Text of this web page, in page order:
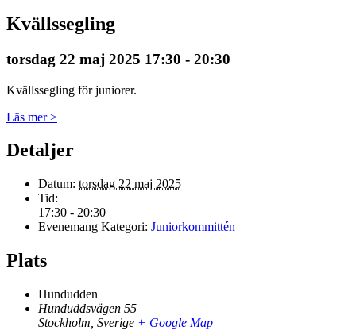
Kvällssegling
torsdag 22 maj 2025 17:30 - 20:30
Kvällssegling för juniorer.
Läs mer >
Detaljer
Datum: torsdag 22 maj 2025
Tid:
17:30 - 20:30
Evenemang Kategori: Juniorkommittén
Plats
Hundudden
Hunduddsvägen 55
Stockholm Sverige + Google Map